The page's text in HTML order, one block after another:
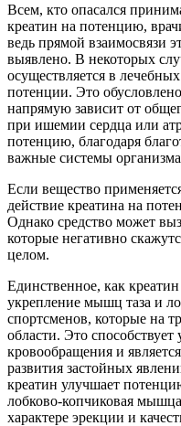
Всем, кто опасался
креатин на потенцию,
ведь прямой взаимосвязи
выявлено. В некоторых
осуществляется в
потенции. Это
напрямую зависит от
при ишемии сердца или
потенцию, благодаря
важные системы
Если вещество
действие креатина на
Однако средство может
которые негативно
целом.
Единственное, как
укрепление мышц таза и
спортсменов, которые на
области. Это
кровообращения и
развития застойных
креатин улучшает
лобково-копчиковая
характере эрекции и